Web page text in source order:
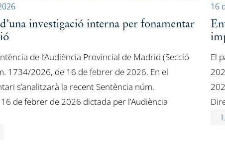
investigació interna per fonamentar
de l’Audiència Provincial de Madrid (Secció
1734/2026, de 16 de febrer de 2026. En el
s’analitzarà la recent Sentència núm.
de febrer de 2026 dictada per l’Audiència
16
El